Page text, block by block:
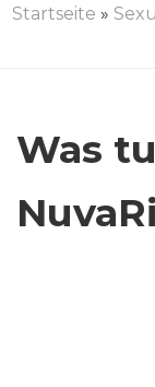
Startseite »
Was